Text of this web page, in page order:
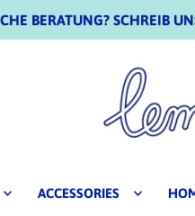
BERATUNG? SCHREIB
ACCESSORIES